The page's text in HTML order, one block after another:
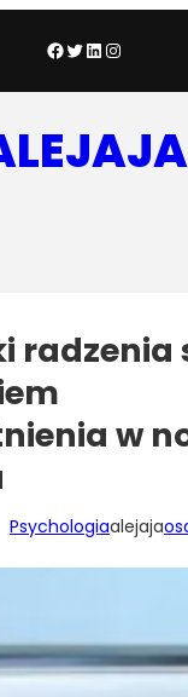
Facebook
Twitter
LinkedIn
Instagram
radzenia
w
Psychologiaalejaja